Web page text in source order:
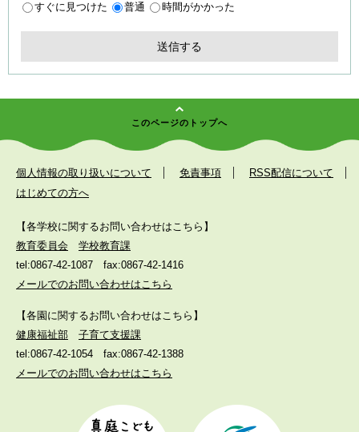
すぐに見つけた 普通 時間がかかった
このページのトップへ
個人情報の取り扱いについて 免責事項
RSS配信について
はじめての方へ
【各学校に関するお問い合わせはこちら】
教育委員会
学校教育課
tel:0867-42-1087
fax:0867-42-1416
メールでのお問い合わせはこちら
【各園に関するお問い合わせはこちら】
健康福祉部
子育て支援課
tel:0867-42-1054
fax:0867-42-1388
メールでのお問い合わせはこちら